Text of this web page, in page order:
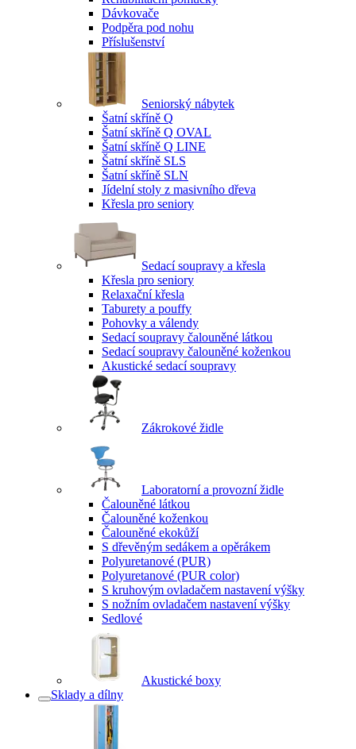
Dávkovače
Podpěra pod nohu
Příslušenství
Seniorský nábytek
Šatní skříně Q
Šatní skříně Q OVAL
Šatní skříně Q LINE
Šatní skříně SLS
Šatní skříně SLN
Jídelní stoly z masivního dřeva
Křesla pro seniory
Sedací soupravy a křesla
Křesla pro seniory
Relaxační křesla
Taburety a pouffy
Pohovky a válendy
Sedací soupravy čalouněné látkou
Sedací soupravy čalouněné koženkou
Akustické sedací soupravy
Zákrokové židle
Laboratorní a provozní židle
Čalouněné látkou
Čalouněné koženkou
Čalouněné ekokůží
S dřevěným sedákem a opěrákem
Polyuretanové (PUR)
Polyuretanové (PUR color)
S kruhovým ovladačem nastavení výšky
S nožním ovladačem nastavení výšky
Sedlové
Akustické boxy
Sklady a dílny